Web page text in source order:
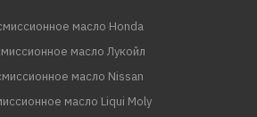
масло Honda
масло Лукойл
масло Nissan
масло Liqui Moly